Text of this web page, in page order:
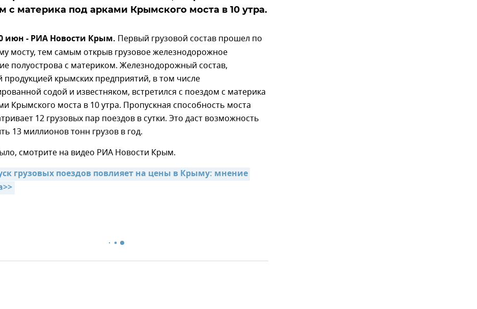
с материка под арками Крымского моста в 10 утра.
июн - РИА Новости Крым. Первый грузовой состав прошел по
мосту, тем самым открыв грузовое железнодорожное
полуострова с материком. Железнодорожный состав,
продукцией крымских предприятий, в том числе
содой и известняком, встретился с поездом с материка
Крымского моста в 10 утра. Пропускная способность моста
12 грузовых пар поездов в сутки. Это даст возможность
13 миллионов тонн грузов в год.
смотрите на видео РИА Новости Крым.
грузовых поездов повлияет на цены в Крыму: мнение